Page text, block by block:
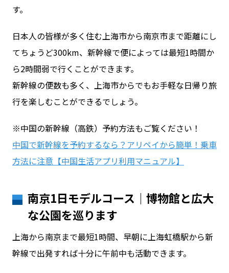
す。
日本人の皆様が多く住む上海市から南京市まで距離にし
てちょうど300km、新幹線で便によっては最短1時間か
ら2時間弱で行くことができます。
新幹線の便数も多く、上海市からでもお手軽な日帰り旅
行を楽しむことができるでしょう。
※中国の新幹線（高鉄）予約方法もご覧ください！
中国で新幹線を予約するなら？アリペイから簡単！乗車
方法に注意【中国生活アプリ利用マニュアル】
南京1日モデルコース｜博物館と広大
な公園を巡ります
上海から南京まで最短1時間、早朝に上海虹橋駅から新
幹線で出発すれば十分に午前中も活動できます。